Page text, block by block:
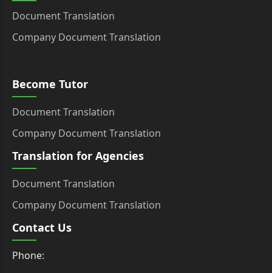
Document Translation
Company Document Translation
Become Tutor
Document Translation
Company Document Translation
Translation for Agencies
Document Translation
Company Document Translation
Contact Us
Phone: